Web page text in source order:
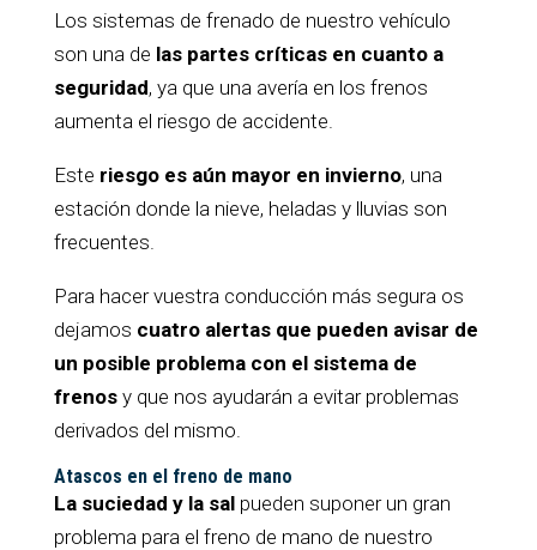
Los sistemas de frenado de nuestro vehículo
son una de las partes críticas en cuanto a
seguridad, ya que una avería en los frenos
aumenta el riesgo de accidente.
Este riesgo es aún mayor en invierno, una
estación donde la nieve, heladas y lluvias son
frecuentes.
Para hacer vuestra conducción más segura os
dejamos cuatro alertas que pueden avisar de
un posible problema con el sistema de
frenosy que nos ayudarán a evitar problemas
derivados del mismo.
Atascos en el freno de mano
La suciedad y la salpueden suponer un gran
problema para el freno de mano de nuestro